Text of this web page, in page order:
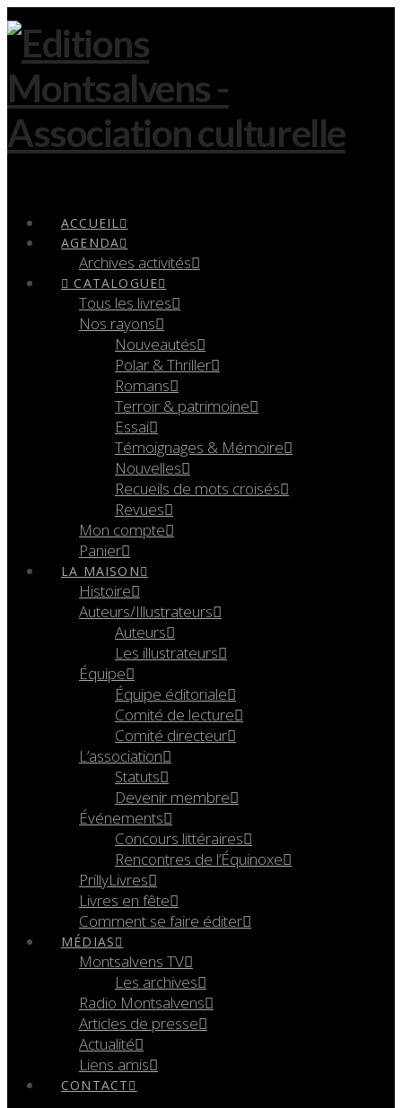
ACCUEIL
AGENDA
Archives activités
CATALOGUE
Tous les livres
Nos rayons
Nouveautés
Polar & Thriller
Romans
Terroir & patrimoine
Essai
Témoignages & Mémoire
Nouvelles
Recueils de mots croisés
Revues
Mon compte
Panier
LA MAISON
Histoire
Auteurs/Illustrateurs
Auteurs
Les illustrateurs
Équipe
Équipe éditoriale
Comité de lecture
Comité directeur
L’association
Statuts
Devenir membre
Événements
Concours littéraires
Rencontres de l’Équinoxe
PrillyLivres
Livres en fête
Comment se faire éditer
MÉDIAS
Montsalvens TV
Les archives
Radio Montsalvens
Articles de presse
Actualité
Liens amis
CONTACT